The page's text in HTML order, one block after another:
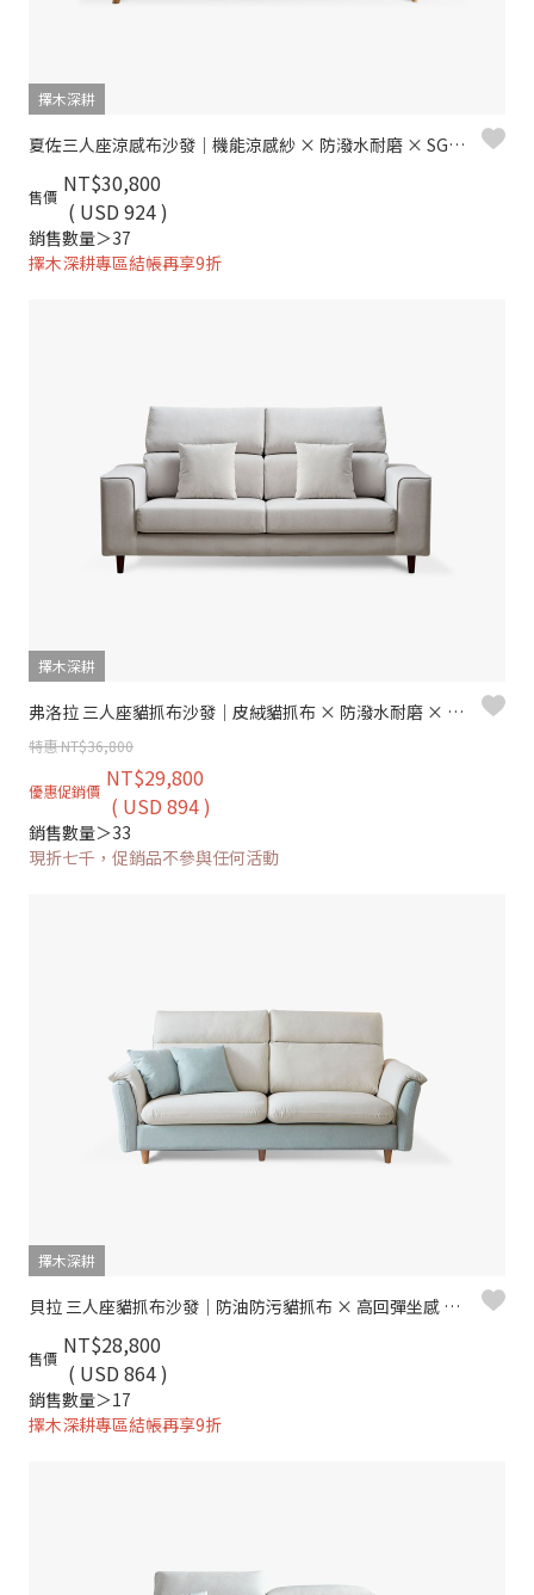
擇木深耕
夏佐三人座涼感布沙發｜機能涼感紗 × 防潑水耐磨 × SGS 認證品質 – 擇木深耕
售價 NT$30,800
( USD 924 )
銷售數量＞37
擇木深耕專區結帳再享9折
擇木深耕
弗洛拉 三人座貓抓布沙發｜皮絨貓抓布 × 防潑水耐磨 × 獨立筒坐墊 – 擇木深耕
特惠 NT$36,800
優惠促銷價 NT$29,800
( USD 894 )
銷售數量＞33
現折七千，促銷品不參與任何活動
擇木深耕
貝拉 三人座貓抓布沙發｜防油防污貓抓布 × 高回彈坐感 × 優雅弧形設計 – 擇木深耕
售價 NT$28,800
( USD 864 )
銷售數量＞17
擇木深耕專區結帳再享9折